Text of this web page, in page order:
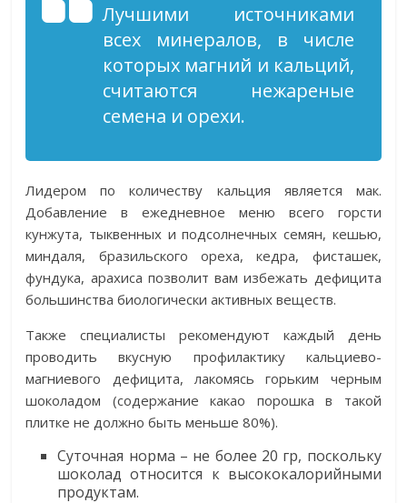
Лучшими источниками
всех минералов, в числе
которых магний и кальций,
считаются нежареные
семена и орехи.
Лидером по количеству кальция является мак.
Добавление в ежедневное меню всего горсти
кунжута, тыквенных и подсолнечных семян, кешью,
миндаля, бразильского ореха, кедра, фисташек,
фундука, арахиса позволит вам избежать дефицита
большинства биологически активных веществ.
Также специалисты рекомендуют каждый день
проводить вкусную профилактику кальциево-
магниевого дефицита, лакомясь горьким черным
шоколадом (содержание какао порошка в такой
плитке не должно быть меньше 80%).
Суточная норма – не более 20 гр, поскольку
шоколад относится к высококалорийными
продуктам.